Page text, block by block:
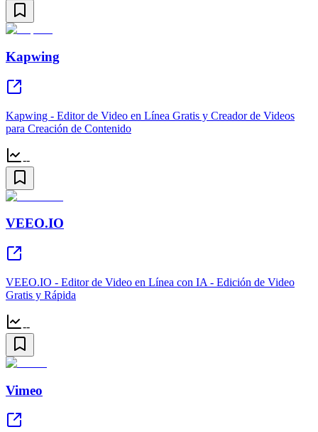
Kapwing
Kapwing - Editor de Video en Línea Gratis y Creador de Videos
para Creación de Contenido
--
VEEO.IO
VEEO.IO - Editor de Video en Línea con IA - Edición de Video
Gratis y Rápida
--
Vimeo